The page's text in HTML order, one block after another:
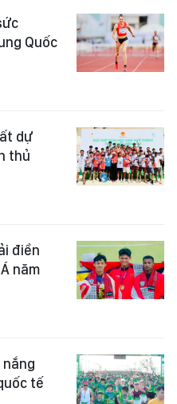
Quốc
dự
thủ
điền
năm
tế